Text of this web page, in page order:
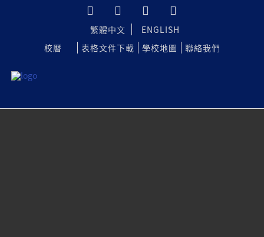
繁體中文
ENGLISH
校曆
表格文件下載 學校地圖 聯絡我們